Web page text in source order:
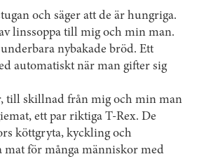
och säger att de är hungriga.
linssoppa till mig och min man.
nybakade bröd. Ett
automatiskt när man gifter sig
till skillnad från mig och min man
ett par riktiga T-Rex. De
köttgryta, kyckling och
mat för många människor med